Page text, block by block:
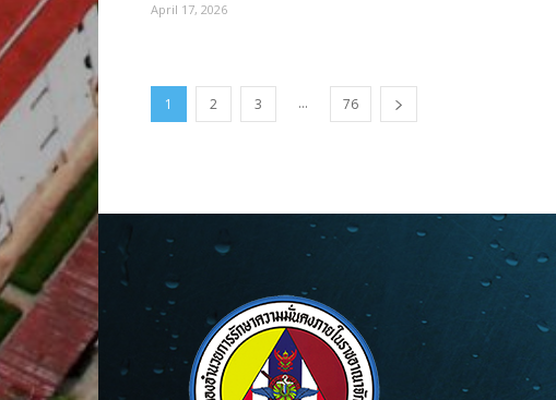
April 17, 2026
1 2 3 ... 76